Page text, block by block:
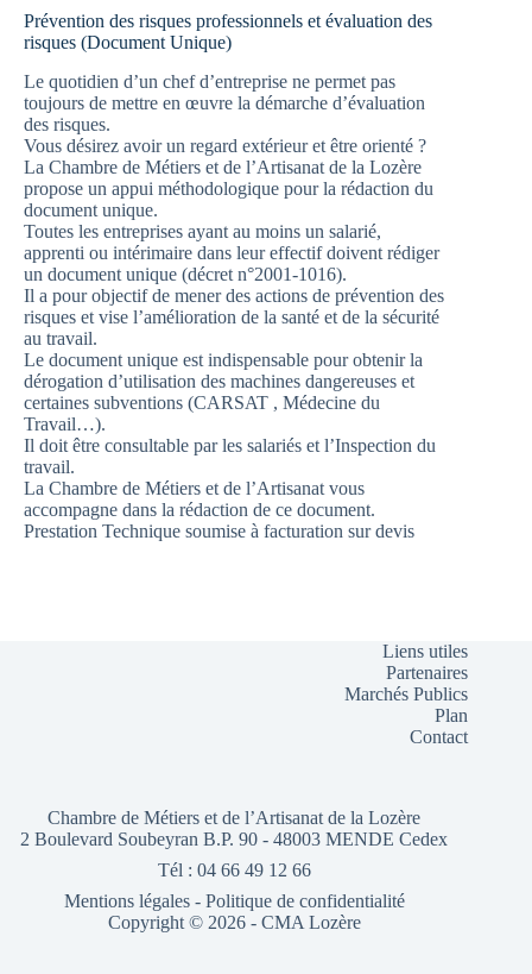
Prévention des risques professionnels et évaluation des
risques (Document Unique)
Le quotidien d’un chef d’entreprise ne permet pas
toujours de mettre en œuvre la démarche d’évaluation
des risques.
Vous désirez avoir un regard extérieur et être orienté ?
La Chambre de Métiers et de l’Artisanat de la Lozère
propose un appui méthodologique pour la rédaction du
document unique.
Toutes les entreprises ayant au moins un salarié,
apprenti ou intérimaire dans leur effectif doivent rédiger
un document unique (décret n°2001-1016).
Il a pour objectif de mener des actions de prévention des
risques et vise l’amélioration de la santé et de la sécurité
au travail.
Le document unique est indispensable pour obtenir la
dérogation d’utilisation des machines dangereuses et
certaines subventions (CARSAT , Médecine du
Travail…).
Il doit être consultable par les salariés et l’Inspection du
travail.
La Chambre de Métiers et de l’Artisanat vous
accompagne dans la rédaction de ce document.
Prestation Technique soumise à facturation sur devis
Liens utiles
Partenaires
Marchés Publics
Plan
Contact
Chambre de Métiers et de l’Artisanat de la Lozère
2 Boulevard Soubeyran B.P. 90 - 48003 MENDE Cedex
Tél : 04 66 49 12 66
Mentions légales- Politique de confidentialité
Copyright © 2026 - CMA Lozère